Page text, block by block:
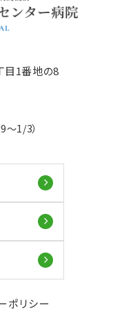
目1番地の8
～1/3）
ポリシー